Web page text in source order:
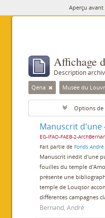
Aperçu
Affichage
Description
Qéna Musée du
Options de
EG-IFAO-FAEB-2-
Fait partie de Fonds
Manuscrit inédit d'une
fouilles du temple
présente une
temple de Louqsor
différentes campagnes
Bernand, André